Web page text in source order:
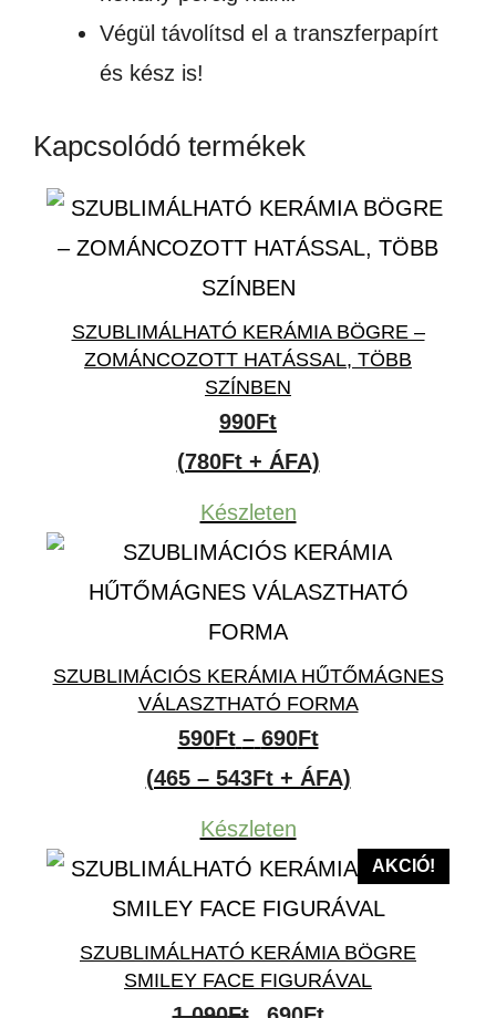
Végül távolítsd el a transzferpapírt
és kész is!
Kapcsolódó termékek
SZUBLIMÁLHATÓ KERÁMIA BÖGRE –
ZOMÁNCOZOTT HATÁSSAL, TÖBB
SZÍNBEN
990Ft
(780Ft + ÁFA)
Készleten
SZUBLIMÁCIÓS KERÁMIA HŰTŐMÁGNES
VÁLASZTHATÓ FORMA
590Ft – 690FtÁrtartomány:
590Ft
690Ft
(465 – 543Ft + ÁFA)
Készleten
AKCIÓ!
SZUBLIMÁLHATÓ KERÁMIA BÖGRE
SMILEY FACE FIGURÁVAL